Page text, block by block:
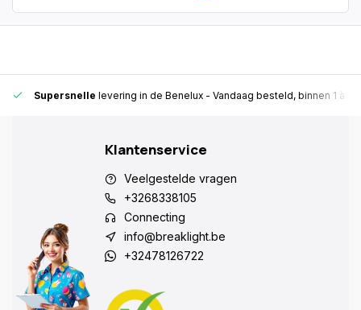
Supersnelle levering in de Benelux - Vandaag besteld, binnen 1 à 2
Klantenservice
Veelgestelde vragen
+3268338105
Connecting
info@breaklight.be
+32478126722